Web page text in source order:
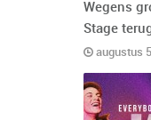
Wegens
Stage
augustus